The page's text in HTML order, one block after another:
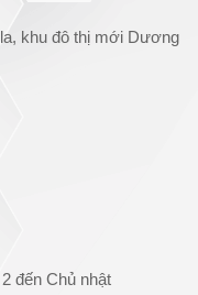
khu đô thị mới Dương
đến Chủ nhật